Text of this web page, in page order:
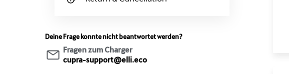
Deine Frage konnte nicht beantwortet werden?
Fragen zum Charger
cupra-support@elli.eco